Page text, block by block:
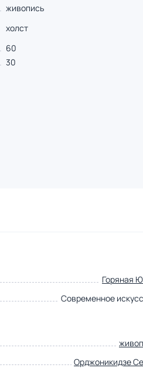
живопись
холст
60
30
Горяная
Современное
Орджоникидзе